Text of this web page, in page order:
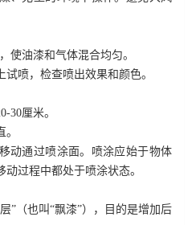
使油漆和气体混合均匀。
喷，检查喷出效果和颜色。
30厘米。
动通过喷涂面。喷涂应始于物体
过程中都处于喷涂状态。
” （也叫“飘漆”），目的是增加后